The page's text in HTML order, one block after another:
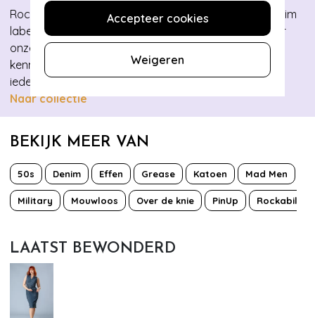
Accepteer cookies
Weigeren
Rock YOUR booty met de collectie van ons eigen denim
label Rock-a-Booty! Deze collectie is ontworpen door
onze designers waarbij de donkere denimstof
kenmerkend is en de verschillende pasvormen voor
iedere vrouw geschikt zijn!
Naar collectie
BEKIJK MEER VAN
50s Denim Effen Grease Katoen Mad Men
Military Mouwloos Over de knie PinUp Rockabilly
LAATST BEWONDERD